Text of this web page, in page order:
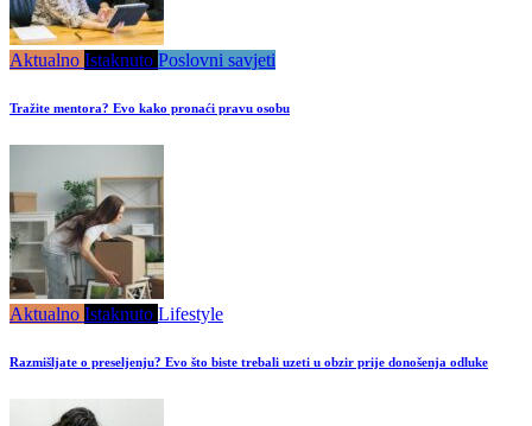
Aktualno Istaknuto Poslovni savjeti
Tražite mentora? Evo kako pronaći pravu osobu
Aktualno Istaknuto Lifestyle
Razmišljate o preseljenju? Evo što biste trebali uzeti u obzir prije donošenja odluke